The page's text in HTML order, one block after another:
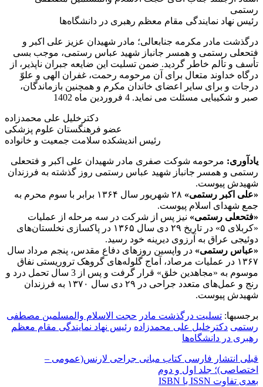
رستمی
رئیس نهاد نمایندگی مقام معظم رهبری در دانشگاه‌ها
درگذشت مادر مکرمه جنابعالی؛ مادر شهیدان عزیز علی اکبر و
فتحعلی رستمی و همسر جانباز شهید عباس رستمی، موجب بسی
تأسف و تألم خاطر گردید. ضمن تسلیت این ضایعه جبران ناپذیر، از
درگاه خداوند متعال برای آن مرحومه رحمت، غفران الهی و علوّ
درجات و برای سایر اعضای خاندان مکرم و همچنین بازماندگان،
صبر و شکیبایی مسئلت می نماید. 4 فروردین ماه 1402
دکترخلیل علی محمدزاده
عضو فرهنگستان علوم پزشکی
رئیس اندیشکده سلامت جمعیت و خانواده
یادآوری: مرحومه شوکت صفری مادر شهیدان علی اکبر و فتحعلی
رستمی و همسر جانباز شهید عباس رستمی روز گذشته به فرزندان
شهیدش پیوست.
«علی اکبر رستمی»
۲۸ شهریور سال ۱۳۶۴ برابر با سوم محرم به
جمع شهدای اسلام پیوست.
«فتحعلی رستمی» نیز پس از شرکت در سه مرحله از عملیات
«کربلای ۵» در تاریخ ۲۹ دی سال ۱۳۶۵ در پاکسازی نخلستان‌های
دوئیجی عراق به آرزوی دیرینه خود رسید.
«عباس رستمی» در واپسین روزهای دفاع مقدس، پنجم مرداد سال
۱۳۶۷ در عملیات مرصاد، آماج گلوله‌های گروهک تروریستی نفاق
موسوم به «مجاهدین خلق» قرار گرفت و پس از 3 سال تحمل درد و
رنج و عمل‌های متعدد جراحی در ۲۹ دی سال ۱۳۷۰ به فرزندان
شهیدش پیوست.
برجسبها: تسلیت درگذشت مادر حجت الاسلام والمسلمین مصطفی
رستمی دکترخلیل علی محمدزاده رئیس نهاد نمایندگی مقام معظم
رهبری در دانشگاه‌ها
قبلی انتشار فارسی کتاب مبانی جراحی لارنس(عمومی –
اختصاصی)؛ جلد اول و دوم
بعدی تفاوت ISSN با ISBN